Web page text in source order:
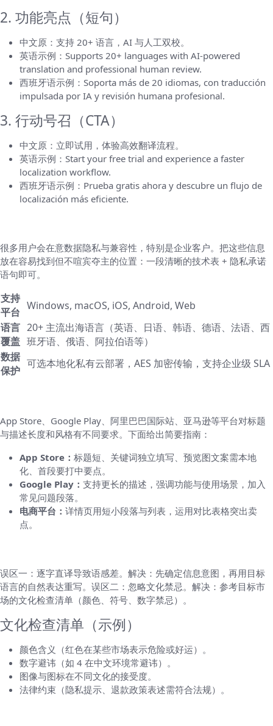
2. 功能亮点（短句）
中文原：支持 20+ 语言，AI 与人工双校。
英语示例：Supports 20+ languages with AI-powered
translation and professional human review.
西班牙语示例：Soporta más de 20 idiomas, con traducción
impulsada por IA y revisión humana profesional.
3. 行动号召（CTA）
中文原：立即试用，体验高效翻译流程。
英语示例：Start your free trial and experience a faster
localization workflow.
西班牙语示例：Prueba gratis ahora y descubre un flujo de
localización más eficiente.
很多用户会在意数据隐私与兼容性，特别是企业客户。把这些信息
放在容易找到但不喧宾夺主的位置：一段清晰的技术表 + 隐私承诺
语句即可。
支持
平台 Windows, macOS, iOS, Android, Web
语言
覆盖
20+ 主流出海语言（英语、日语、韩语、德语、法语、西
班牙语、俄语、阿拉伯语等）
数据
保护
可选本地化私有云部署，AES 加密传输，支持企业级 SLA
App Store、Google Play、阿里巴巴国际站、亚马逊等平台对标题
与描述长度和风格有不同要求。下面给出简要指南：
App Store： 标题短、关键词独立填写、预览图文案需本地
化、首段要打中要点。
Google Play： 支持更长的描述，强调功能与使用场景，加入
常见问题段落。
电商平台： 详情页用短小段落与列表，运用对比表格突出卖
点。
误区一：逐字直译导致语感差。解决：先确定信息意图，再用目标
语言的自然表达重写。误区二：忽略文化禁忌。解决：参考目标市
场的文化检查清单（颜色、符号、数字禁忌）。
文化检查清单（示例）
颜色含义（红色在某些市场表示危险或好运）。
数字避讳（如 4 在中文环境常避讳）。
图像与图标在不同文化的接受度。
法律约束（隐私提示、退款政策表述需符合法规）。